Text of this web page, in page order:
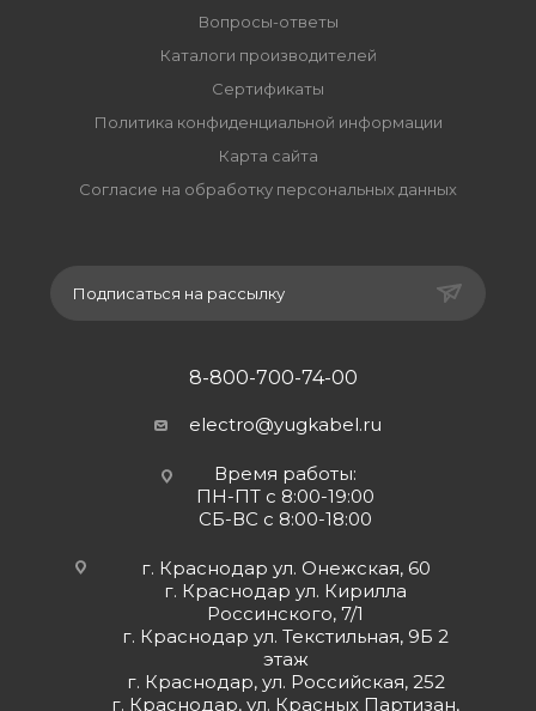
Вопросы-ответы
Каталоги производителей
Сертификаты
Политика конфиденциальной информации
Карта сайта
Согласие на обработку персональных данных
Подписаться на рассылку
8-800-700-74-00
electro@yugkabel.ru
Время работы:
ПН-ПТ с 8:00-19:00
СБ-ВС с 8:00-18:00
г. Краснодар ул. Онежская, 60
г. Краснодар ул. Кирилла
Россинского, 7/1
г. Краснодар ул. Текстильная, 9Б 2
этаж
г. Краснодар, ул. Российская, 252
г. Краснодар, ул. Красных Партизан,